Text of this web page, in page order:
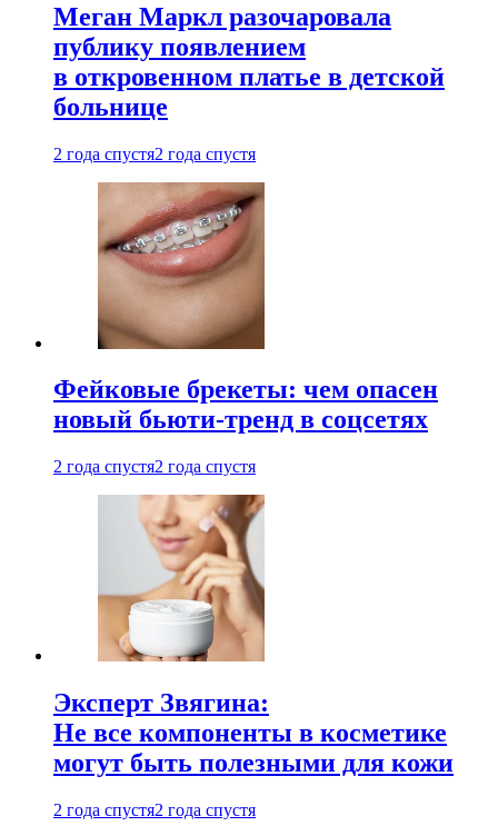
Меган Маркл разочаровала
публику появлением
в откровенном платье в детской
больнице
2 года спустя2 года спустя
Фейковые брекеты: чем опасен
новый бьюти-тренд в соцсетях
2 года спустя2 года спустя
Эксперт Звягина:
Не все компоненты в косметике
могут быть полезными для кожи
2 года спустя2 года спустя